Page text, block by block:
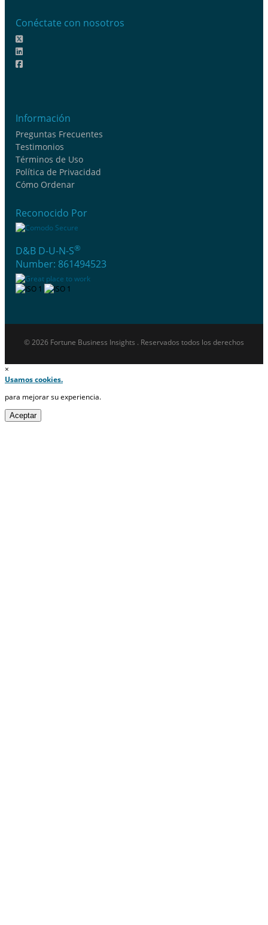
Conéctate con nosotros
Información
Preguntas Frecuentes
Testimonios
Términos de Uso
Política de Privacidad
Cómo Ordenar
Reconocido Por
D&B D-U-N-S®
Number: 861494523
© 2026 Fortune Business Insights . Reservados todos los derechos
×
Usamos cookies.
para mejorar su experiencia.
Aceptar